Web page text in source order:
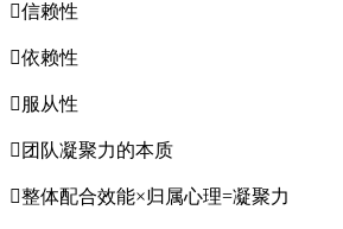
信赖性
依赖性
服从性
团队凝聚力的本质
整体配合效能×归属心理=凝聚力